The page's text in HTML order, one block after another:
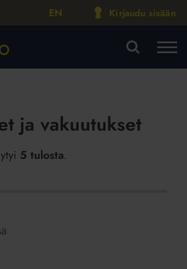
EN Kirjaudu sisään
ja vakuutukset
5 tulosta.